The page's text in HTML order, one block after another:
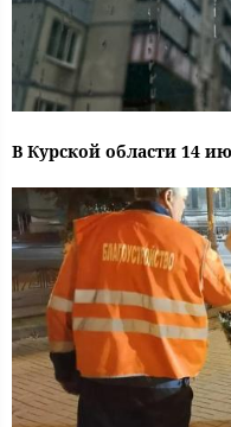
В Курской области 14